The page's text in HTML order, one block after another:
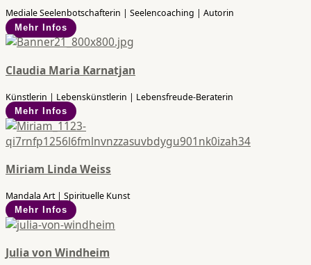
Mediale Seelenbotschafterin | Seelencoaching | Autorin
Mehr Infos
Claudia Maria Karnatjan
Künstlerin | Lebenskünstlerin | Lebensfreude-Beraterin
Mehr Infos
Miriam Linda Weiss
Mandala Art | Spirituelle Kunst
Mehr Infos
Julia von Windheim